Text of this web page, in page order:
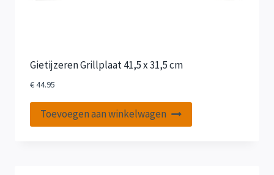
Gietijzeren Grillplaat 41,5 x 31,5 cm
€44.95
Toevoegen aan winkelwagen